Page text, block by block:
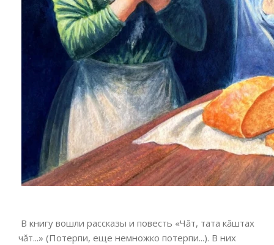
В книгу вошли рассказы и повесть «Чăт, тата кăштах
чăт...» (Потерпи, еще немножко потерпи...). В них